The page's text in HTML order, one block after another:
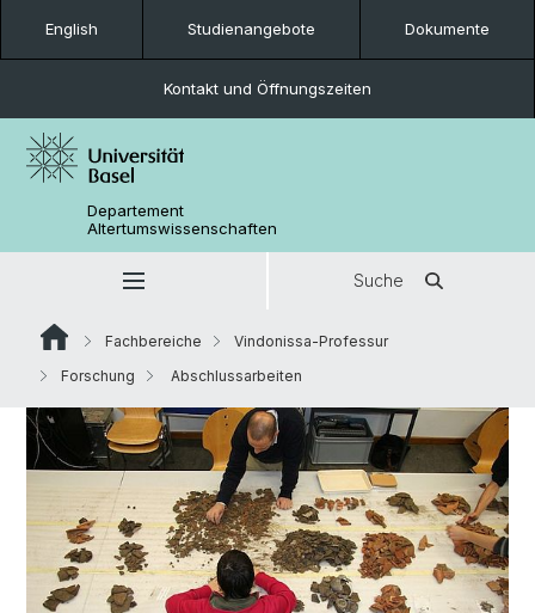
English Studienangebote Dokumente
Kontakt und Öffnungszeiten
Departement
Altertumswissenschaften
Suche
Fachbereiche
Vindonissa-Professur
Forschung
Abschlussarbeiten